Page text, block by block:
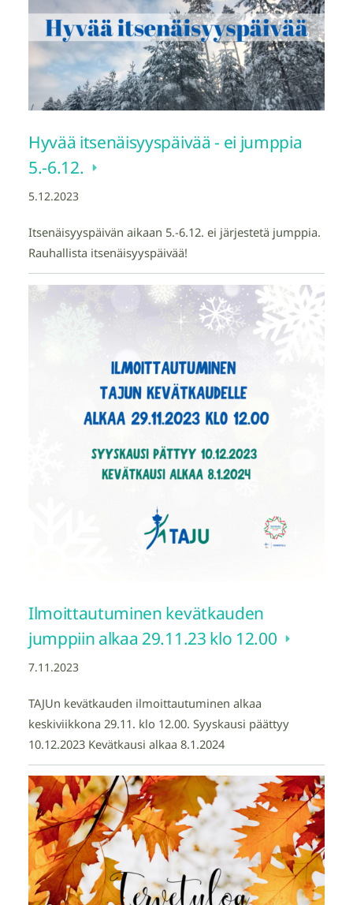
Hyvää itsenäisyyspäivää - ei jumppia
5.-6.12.
5.12.2023
Itsenäisyyspäivän aikaan 5.-6.12. ei järjestetä jumppia.
Rauhallista itsenäisyyspäivää!
Ilmoittautuminen kevätkauden
jumppiin alkaa 29.11.23 klo 12.00
7.11.2023
TAJUn kevätkauden ilmoittautuminen alkaa
keskiviikkona 29.11. klo 12.00. Syyskausi päättyy
10.12.2023 Kevätkausi alkaa 8.1.2024